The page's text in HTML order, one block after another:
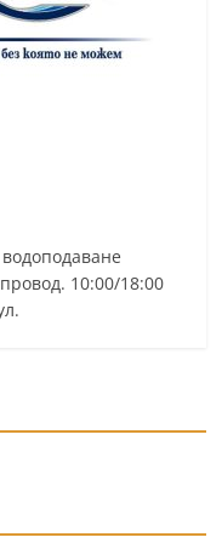
10:00/18:00